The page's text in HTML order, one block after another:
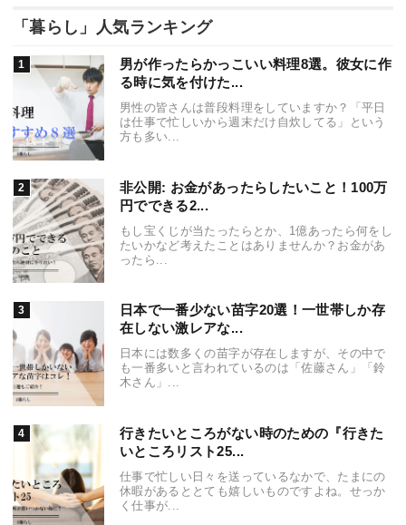
「暮らし」人気ランキング
男が作ったらかっこいい料理8選。彼女に作
る時に気を付けた...
男性の皆さんは普段料理をしていますか？「平日
は仕事で忙しいから週末だけ自炊してる」という
方も多い...
非公開: お金があったらしたいこと！100万
円でできる2...
もし宝くじが当たったらとか、1億あったら何をし
たいかなど考えたことはありませんか？お金があ
ったら...
日本で一番少ない苗字20選！一世帯しか存
在しない激レアな...
日本には数多くの苗字が存在しますが、その中で
も一番多いと言われているのは「佐藤さん」「鈴
木さん」...
行きたいところがない時のための『行きた
いところリスト25...
仕事で忙しい日々を送っているなかで、たまにの
休暇があるととても嬉しいものですよね。せっか
く仕事が...